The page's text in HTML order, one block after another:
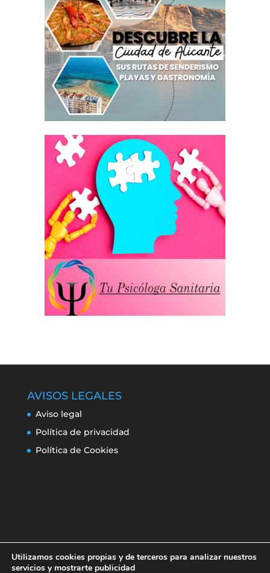
AVISOS LEGALES
Aviso legal
Política de privacidad
Política de Cookies
Utilizamos cookies propias y de terceros para analizar nuestros
servicios y mostrarte publicidad